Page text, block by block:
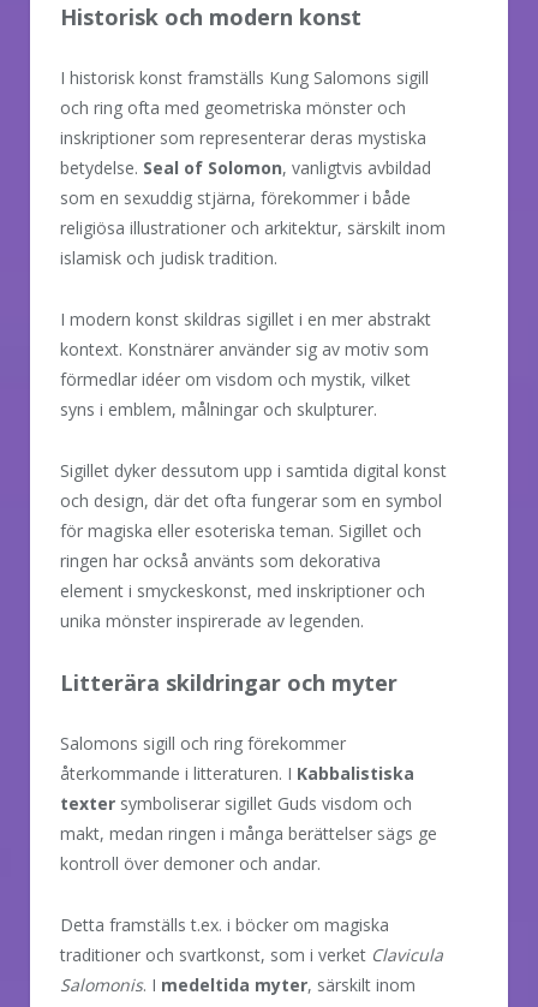
Historisk och modern konst
I historisk konst framställs Kung Salomons sigill
och ring ofta med geometriska mönster och
inskriptioner som representerar deras mystiska
betydelse. Seal of Solomon, vanligtvis avbildad
som en sexuddig stjärna, förekommer i både
religiösa illustrationer och arkitektur, särskilt inom
islamisk och judisk tradition.
I modern konst skildras sigillet i en mer abstrakt
kontext. Konstnärer använder sig av motiv som
förmedlar idéer om visdom och mystik, vilket
syns i emblem, målningar och skulpturer.
Sigillet dyker dessutom upp i samtida digital konst
och design, där det ofta fungerar som en symbol
för magiska eller esoteriska teman. Sigillet och
ringen har också använts som dekorativa
element i smyckeskonst, med inskriptioner och
unika mönster inspirerade av legenden.
Litterära skildringar och myter
Salomons sigill och ring förekommer
återkommande i litteraturen. I Kabbalistiska
texter symboliserar sigillet Guds visdom och
makt, medan ringen i många berättelser sägs ge
kontroll över demoner och andar.
Detta framställs t.ex. i böcker om magiska
traditioner och svartkonst, som i verket Clavicula
Salomonis. I medeltida myter, särskilt inom